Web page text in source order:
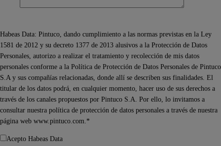
Habeas Data: Pintuco, dando cumplimiento a las normas previstas en la Ley
1581 de 2012 y su decreto 1377 de 2013 alusivos a la Protección de Datos
Personales, autorizo a realizar el tratamiento y recolección de mis datos
personales conforme a la Política de Protección de Datos Personales de Pintuco
S.A y sus compañías relacionadas, donde allí se describen sus finalidades. El
titular de los datos podrá, en cualquier momento, hacer uso de sus derechos a
través de los canales propuestos por Pintuco S.A. Por ello, lo invitamos a
consultar nuestra política de protección de datos personales a través de nuestra
página web www.pintuco.com.*
Acepto Habeas Data